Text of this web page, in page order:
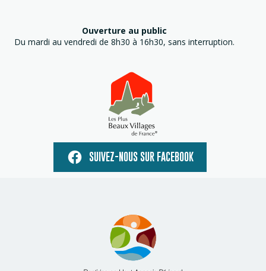
Ouverture au public
Du mardi au vendredi de 8h30 à 16h30, sans interruption.
SUIVEZ-NOUS SUR FACEBOOK